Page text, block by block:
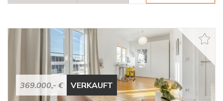
369.000,- € VERKAUFT